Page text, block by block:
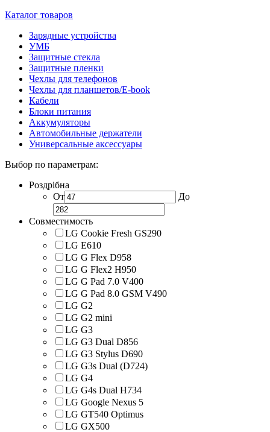
Каталог товаров
Зарядные устройства
УМБ
Защитные стекла
Защитные пленки
Чехлы для телефонов
Чехлы для планшетов/E-book
Кабели
Блоки питания
Аккумуляторы
Автомобильные держатели
Универсальные аксессуары
Выбор по параметрам:
Роздрібна
От
До
Совместимость
LG Cookie Fresh GS290
LG E610
LG G Flex D958
LG G Flex2 H950
LG G Pad 7.0 V400
LG G Pad 8.0 GSM V490
LG G2
LG G2 mini
LG G3
LG G3 Dual D856
LG G3 Stylus D690
LG G3s Dual (D724)
LG G4
LG G4s Dual H734
LG Google Nexus 5
LG GT540 Optimus
LG GX500